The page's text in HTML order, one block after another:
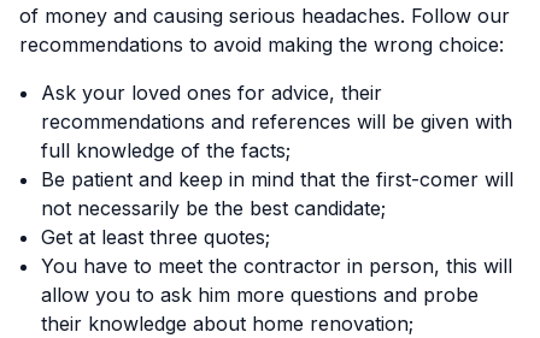
of money and causing serious headaches. Follow our
recommendations to avoid making the wrong choice:
Ask your loved ones for advice, their
recommendations and references will be given with
full knowledge of the facts;
Be patient and keep in mind that the first-comer will
not necessarily be the best candidate;
Get at least three quotes;
You have to meet the contractor in person, this will
allow you to ask him more questions and probe
their knowledge about home renovation;